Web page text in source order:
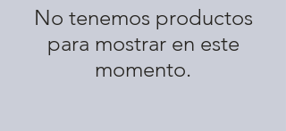
No tenemos productos
para mostrar en este
momento.